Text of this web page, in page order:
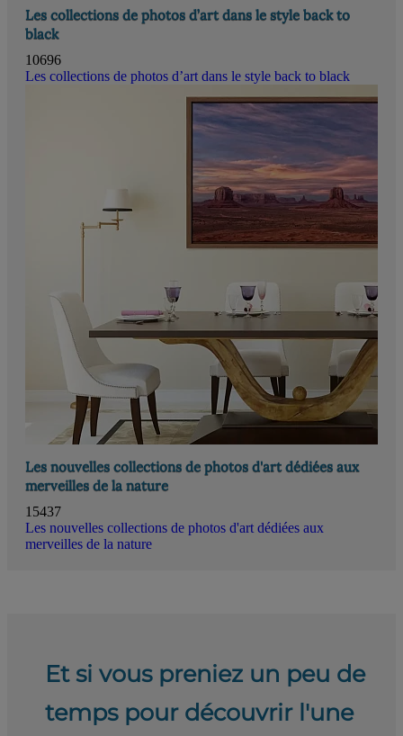
Les collections de photos d’art dans le style back to
black
10696
Les collections de photos d’art dans le style back to black
Les nouvelles collections de photos d'art dédiées aux
merveilles de la nature
15437
Les nouvelles collections de photos d'art dédiées aux
merveilles de la nature
Et si vous preniez un peu de
temps pour découvrir l'une